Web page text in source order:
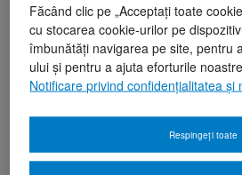
Făcând clic pe „Acceptați toate
cu stocarea cookie-urilor pe
îmbunătăți navigarea pe site, pentru
ului și pentru a ajuta eforturile
Notificare privind confidențialitatea și
Respingeți toate